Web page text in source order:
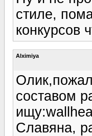
стиле,
конкурсов
Alximiya
составом
Славяна,